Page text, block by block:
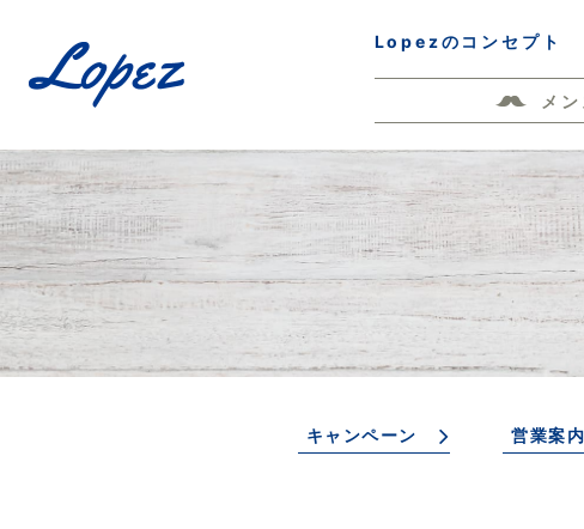
Lopezのコンセプト
メ
キャンペーン 営業案内